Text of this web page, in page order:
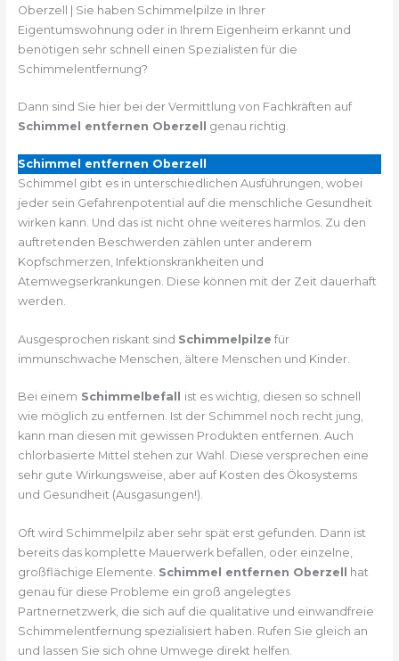
Oberzell | Sie haben Schimmelpilze in Ihrer
Eigentumswohnung oder in Ihrem Eigenheim erkannt und
benötigen sehr schnell einen Spezialisten für die
Schimmelentfernung?
Dann sind Sie hier bei der Vermittlung von Fachkräften auf
Schimmel entfernen Oberzell
genau richtig.
Schimmel entfernen Oberzell
Schimmel gibt es in unterschiedlichen Ausführungen, wobei
jeder sein Gefahrenpotential auf die menschliche Gesundheit
wirken kann. Und das ist nicht ohne weiteres harmlos. Zu den
auftretenden Beschwerden zählen unter anderem
Kopfschmerzen, Infektionskrankheiten und
Atemwegserkrankungen. Diese können mit der Zeit dauerhaft
werden.
Ausgesprochen riskant sind Schimmelpilze für
immunschwache Menschen, ältere Menschen und Kinder.
Bei einem Schimmelbefall ist es wichtig, diesen so schnell
wie möglich zu entfernen. Ist der Schimmel noch recht jung,
kann man diesen mit gewissen Produkten entfernen. Auch
chlorbasierte Mittel stehen zur Wahl. Diese versprechen eine
sehr gute Wirkungsweise, aber auf Kosten des Ökosystems
und Gesundheit (Ausgasungen!).
Oft wird Schimmelpilz aber sehr spät erst gefunden. Dann ist
bereits das komplette Mauerwerk befallen, oder einzelne,
großflächige Elemente. Schimmel entfernen Oberzell hat
genau für diese Probleme ein groß angelegtes
Partnernetzwerk, die sich auf die qualitative und einwandfreie
Schimmelentfernung spezialisiert haben. Rufen Sie gleich an
und lassen Sie sich ohne Umwege direkt helfen.